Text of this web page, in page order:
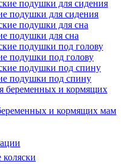
подушки для сидения
подушки для сна
подушки под голову
подушки под спину
и кормящих мам